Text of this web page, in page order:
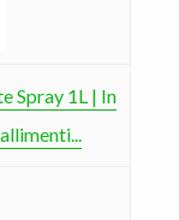
Spray 1L | In